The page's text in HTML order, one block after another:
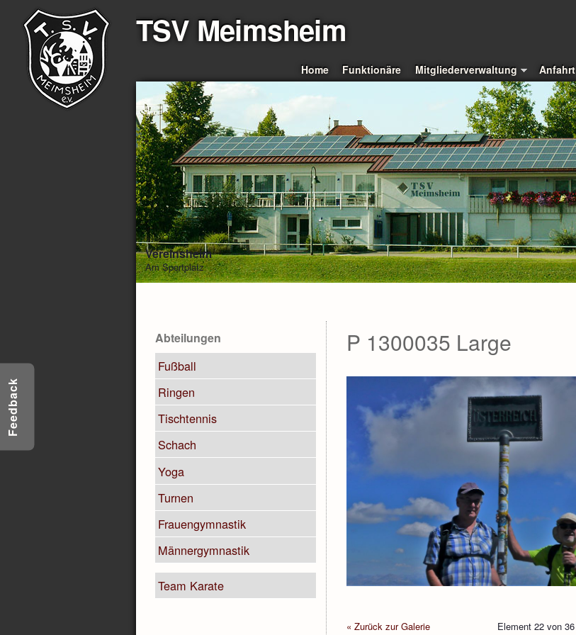
TSV Meimsheim
Home Funktionäre Mitgliederverwaltung Anfahrt
Vereinsheim
Am Sportplatz
Abteilungen
Fußball
Ringen
Tischtennis
Schach
Yoga
Turnen
Frauengymnastik
Männergymnastik
Team Karate
P 1300035 Large
« Zurück zur Galerie Element 22 von 36
Feedback